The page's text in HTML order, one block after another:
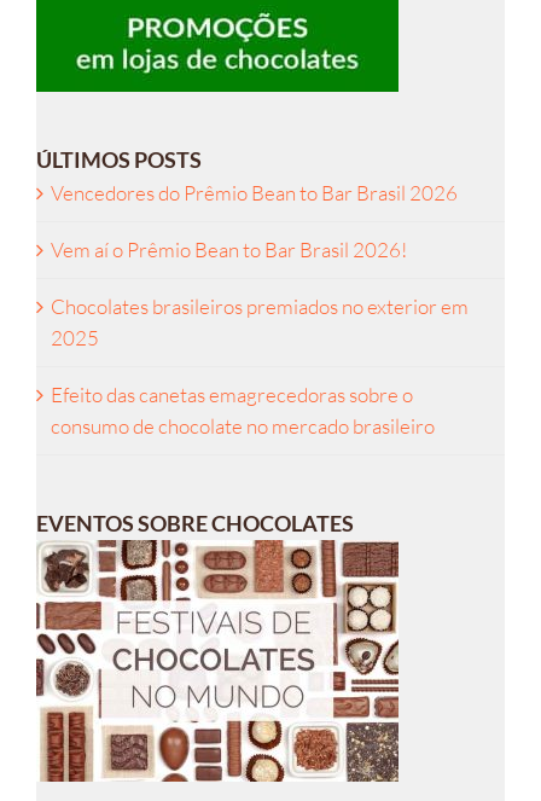
ÚLTIMOS POSTS
Vencedores do Prêmio Bean to Bar Brasil 2026
Vem aí o Prêmio Bean to Bar Brasil 2026!
Chocolates brasileiros premiados no exterior em
2025
Efeito das canetas emagrecedoras sobre o
consumo de chocolate no mercado brasileiro
EVENTOS SOBRE CHOCOLATES